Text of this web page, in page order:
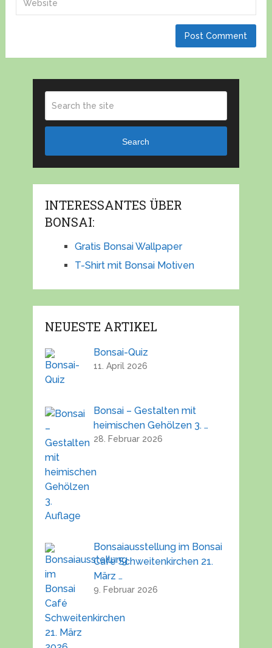
Search
INTERESSANTES ÜBER
BONSAI:
Gratis Bonsai Wallpaper
T-Shirt mit Bonsai Motiven
NEUESTE ARTIKEL
Bonsai-Quiz
11. April 2026
Bonsai – Gestalten mit
heimischen Gehölzen 3. …
28. Februar 2026
Bonsaiausstellung im Bonsai
Café Schweitenkirchen 21.
März …
9. Februar 2026